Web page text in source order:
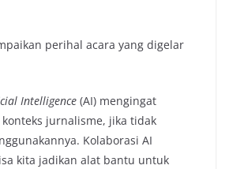
perihal acara yang digelar
Intelligence (AI) mengingat
jurnalisme, jika tidak
Kolaborasi AI
kita jadikan alat bantu untuk